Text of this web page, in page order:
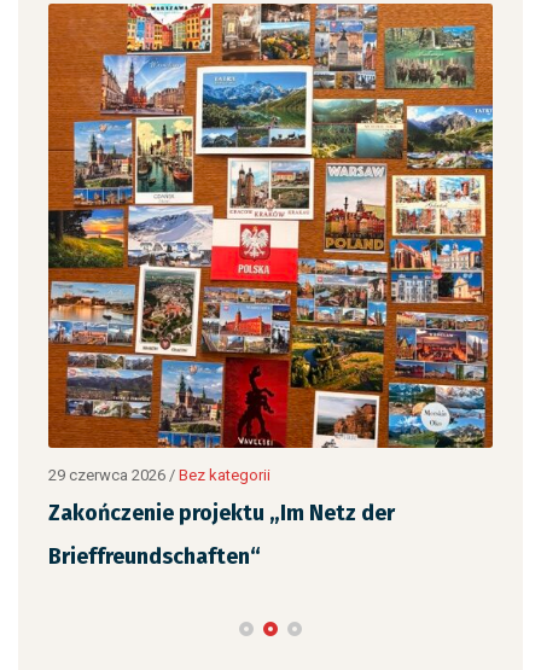
29 czerwca 2026 / Bez kategorii
Zakończenie projektu „Im Netz der
Brieffreundschaften“